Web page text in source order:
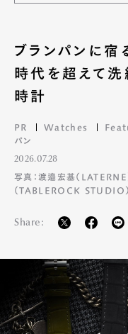
ブランパンに宿
時代を超えて
時計
PR Watches
パン
2026.07.28
写真：渡邉宏基（LATERNE
（TABLEROCK STUDIO）
Share: